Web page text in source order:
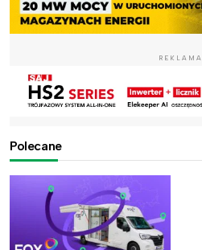
REKLAMA
Polecane